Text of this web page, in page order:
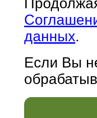
данных.
Если Вы